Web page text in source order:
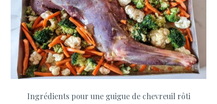
Ingrédients pour une guigue de chevreuil rôti